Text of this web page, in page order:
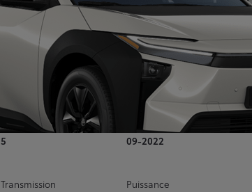
Caractéristiques Services
Nombre de portes
5
Mise en circulation
09-2022
Transmission
Puissance